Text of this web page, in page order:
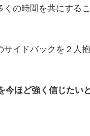
の時間を共にする
イドバックを２人
ほど強く信じたい